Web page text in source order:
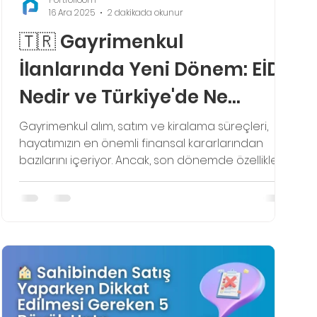
🇹🇷 Gayrimenkul
İlanlarında Yeni Dönem: EİDS
Nedir ve Türkiye'de Ne
Zaman Yürürlüğe Giriyor?
Gayrimenkul alım, satım ve kiralama süreçleri,
hayatımızın en önemli finansal kararlarından
bazılarını içeriyor. Ancak, son dönemde özellikle
online platformlardaki yanıltıcı, sahte veya hatalı
ilanlar, hem tüketicilerin hem de dürüst çalışan
(Elektronik İlan Doğrulama Sistemi) devreye
giriyor.
16 Ara 2025
2 dakikada okunur